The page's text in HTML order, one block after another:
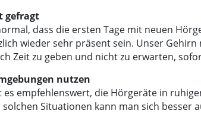
gefragt
dass die ersten Tage mit neuen
wieder sehr präsent sein. Unser
Zeit zu geben und nicht zu erwarten,
nutzen
es empfehlenswert, die Hörgeräte in
solchen Situationen kann man sich